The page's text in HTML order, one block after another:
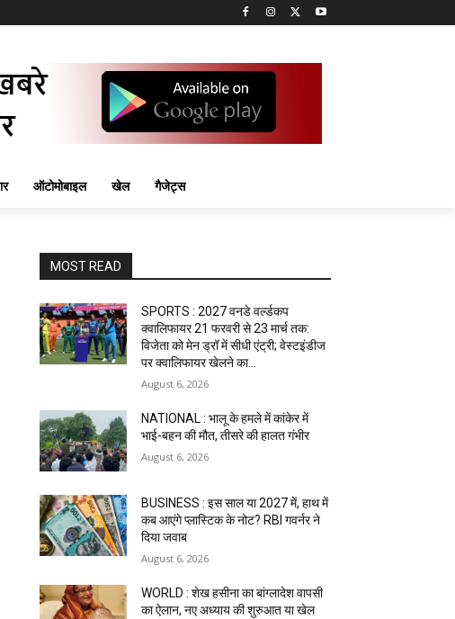
ऑटोमोबाइल खेल गैजेट्स
MOST READ
SPORTS : 2027 वनडे वर्ल्डकप
क्वालिफायर 21 फरवरी से 23 मार्च तक:
विजेता को मेन ड्रॉ में सीधी एंट्री; वेस्टइंडीज
पर क्वालिफायर खेलने का...
August 6, 2026
NATIONAL : भालू के हमले में कांकेर में
भाई-बहन की मौत, तीसरे की हालत गंभीर
August 6, 2026
BUSINESS : इस साल या 2027 में, हाथ में
कब आएंगे प्लास्टिक के नोट? RBI गवर्नर ने
दिया जवाब
August 6, 2026
WORLD : शेख हसीना का बांग्लादेश वापसी
का ऐलान, नए अध्याय की शुरुआत या खेल